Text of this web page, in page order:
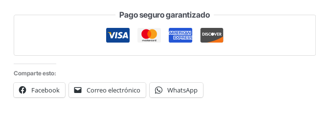
SALSAS
Pago seguro garantizado
Comparte esto:
Facebook Correo electrónico WhatsApp